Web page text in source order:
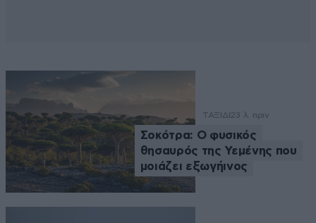
ΤΑΞΙΔΙ23 λ. πριν
Σοκότρα: Ο φυσικός
θησαυρός της Υεμένης που
μοιάζει εξωγήινος